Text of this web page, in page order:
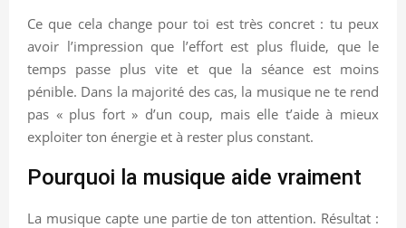
Ce que cela change pour toi est très concret : tu peux
avoir l’impression que l’effort est plus fluide, que le
temps passe plus vite et que la séance est moins
pénible. Dans la majorité des cas, la musique ne te rend
pas « plus fort » d’un coup, mais elle t’aide à mieux
exploiter ton énergie et à rester plus constant.
Pourquoi la musique aide vraiment
La musique capte une partie de ton attention. Résultat :